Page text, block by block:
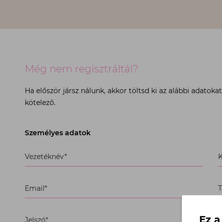
Még nem regisztráltál?
Ha először jársz nálunk, akkor töltsd ki az alábbi
kötelező.
Személyes adatok
töltse
összes
kötelező
Vezetéknév*
Email*
Jelszó* Jelszó
Ez